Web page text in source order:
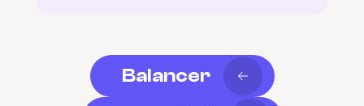
Balancer